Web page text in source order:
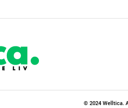
© 2024 Welltica.